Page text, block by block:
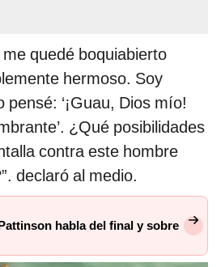
quedé boquiabierto
hermoso. Soy
‘¡Guau, Dios mío!
¿Qué posibilidades
contra este hombre
declaró al medio.
habla del final y sobre